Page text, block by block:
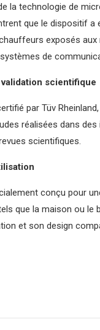
la technologie de
que le dispositif a
exposés
de
scientifique
par Tüv
réalisées dans
scientifiques.
conçu pour
que la maison ou
et son design